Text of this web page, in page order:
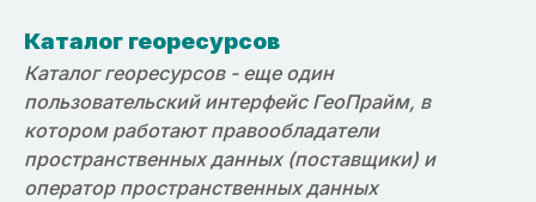
Каталог георесурсов
Каталог георесурсов - еще один
пользовательский интерфейс ГеоПрайм, в
котором работают правообладатели
пространственных данных (поставщики) и
оператор пространственных данных